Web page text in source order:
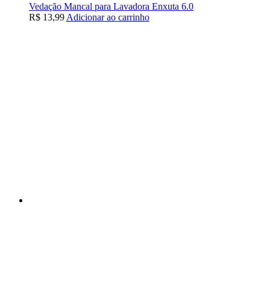
Vedação Mancal para Lavadora Enxuta 6.0
R$ 13,99 Adicionar ao carrinho